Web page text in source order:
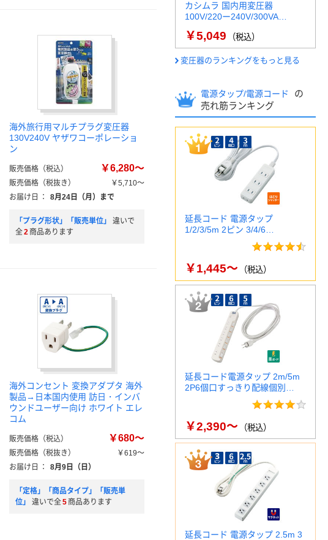
海外旅行用マルチプラグ変圧器
130V240V ヤザワコーポレーショ
ン
販売価格（税込） ￥6,280～
販売価格（税抜き）
￥5,710～
お届け日
： 8月24日（月）まで
「プラグ形状」「販売単位」
違いで
全2 商品あります
海外コンセント 変換アダプタ 海外
製品→日本国内使用 訪日・インバ
ウンドユーザー向け ホワイト エレ
コム
販売価格（税込） ￥680～
販売価格（税抜き）
￥619～
お届け日
： 8月9日（日）
「定格」「商品タイプ」「販売単
位」
違いで全5 商品あります
カシムラ 国内用変圧器
100V/220ー240V/300VA…
￥5,049 （税込）
変圧器のランキングをもっと見る
電源タップ/電源コード
の
売れ筋ランキング
延長コード 電源タップ
1/2/3/5m 2ピン 3/4/6…
￥1,445～ （税込）
延長コード電源タップ 2m/5m
2P6個口すっきり配線個別…
￥2,390～ （税込）
延長コード 電源タップ 2.5m 3